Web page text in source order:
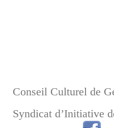
Conseil Culturel de
Syndicat d’Initiative